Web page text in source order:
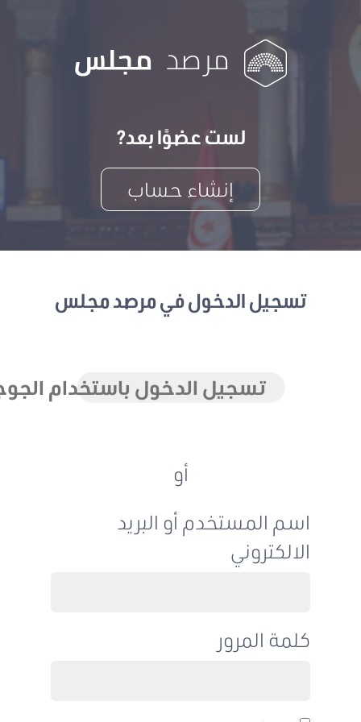
لست عضوًا بعد?
إنشاء حساب
تسجيل الدخول في مرصد مجلس
تسجيل الدخول باستخدام الجوجل
اسم المستخدم أو البريد
الالكتروني
كلمة المرور